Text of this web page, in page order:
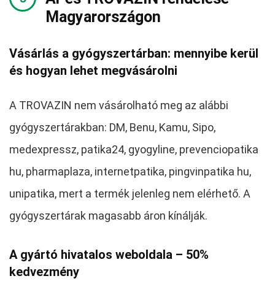
Magyarországon
Vásárlás a gyógyszertárban: mennyibe kerül
és hogyan lehet megvásárolni
A TROVAZIN nem vásárolható meg az alábbi
gyógyszertárakban: DM, Benu, Kamu, Sipo,
medexpressz, patika24, gyogyline, prevenciopatika
hu, pharmaplaza, internetpatika, pingvinpatika hu,
unipatika, mert a termék jelenleg nem elérhető. A
gyógyszertárak magasabb áron kínálják.
A gyártó hivatalos weboldala – 50%
kedvezmény